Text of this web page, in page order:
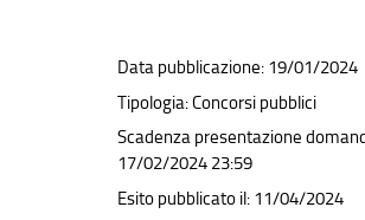
Data pubblicazione: 19/01/2024
Tipologia: Concorsi pubblici
Scadenza presentazione
17/02/2024 23:59
Esito pubblicato il: 11/04/2024